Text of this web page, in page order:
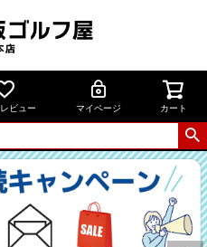
ビュー マイページ カート